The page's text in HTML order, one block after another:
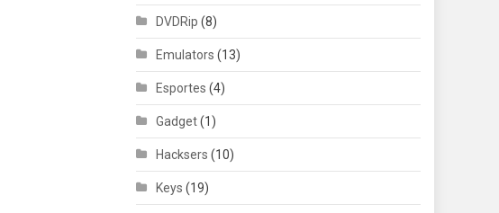
DVDRip (8)
Emulators (13)
Esportes (4)
Gadget(1)
Hacksers (10)
Keys (19)